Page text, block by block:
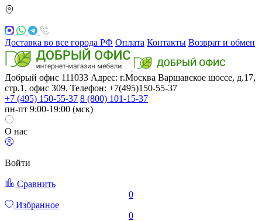
Доставка во все города РФ Оплата Контакты Возврат и обмен
Добрый офис 111033 Адрес: г.Москва Варшавское шоссе, д.17,
стр.1, офис 309. Телефон: +7(495)150-55-37
+7 (495) 150-55-37 8 (800) 101-15-37
пн-пт 9:00-19:00 (мск)
О нас
Войти
Сравнить
0
Избранное
0